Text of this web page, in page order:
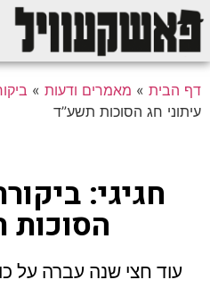
דף הבית » מאמרים ודעות »
עיתוני חג הסוכות תשע”ד
חגיגי:
עוד חצי שנה עברה על